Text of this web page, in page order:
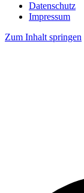
Datenschutz
Impressum
Zum Inhalt springen